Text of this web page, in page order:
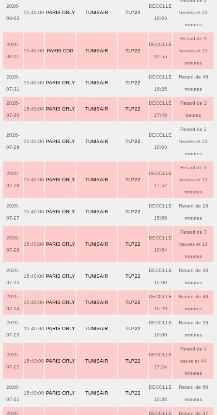
2026-
08-02
15:40:00 PARIS ORLY TUNISAIR TU722
DECOLLE
19:03
heures et 23
minutes
2026-
08-01
15:40:00 PARIS CDG TUNISAIR TU722
DECOLLE
00:55
Retard de 9
heures et 15
minutes
2026-
07-31
15:40:00 PARIS ORLY TUNISAIR TU722
DECOLLE
16:25
Retard de 45
minutes
2026-
07-30
15:40:00 PARIS ORLY TUNISAIR TU722
DECOLLE
17:40
Retard de 2
heures
2026-
07-29
15:40:00 PARIS ORLY TUNISAIR TU722
DECOLLE
18:03
Retard de 2
heures et 23
minutes
2026-
07-28
15:40:00 PARIS ORLY TUNISAIR TU722
DECOLLE
17:52
Retard de 2
heures et 12
minutes
2026-
07-27
15:40:00 PARIS ORLY TUNISAIR TU722
DECOLLE
15:56
Retard de 16
minutes
2026-
07-26
15:40:00 PARIS ORLY TUNISAIR TU722
DECOLLE
18:54
Retard de 3
heures et 14
minutes
2026-
07-25
15:40:00 PARIS ORLY TUNISAIR TU722
DECOLLE
16:00
Retard de 20
minutes
2026-
07-24
15:40:00 PARIS ORLY TUNISAIR TU722
DECOLLE
16:20
Retard de 40
minutes
2026-
07-23
15:40:00 PARIS ORLY TUNISAIR TU722
DECOLLE
16:09
Retard de 29
minutes
2026-
07-22
15:40:00 PARIS ORLY TUNISAIR TU722
DECOLLE
17:24
Retard de 1
heure et 44
minutes
2026-
07-21
15:40:00 PARIS ORLY TUNISAIR TU722
DECOLLE
16:36
Retard de 56
minutes
2026- DECOLLE Retard de 37